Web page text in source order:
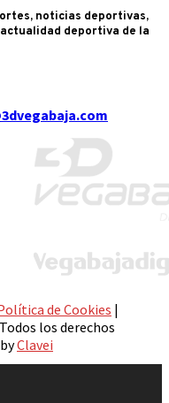
noticias deportivas,
deportiva de la
de Cookies |
los derechos
Clavei